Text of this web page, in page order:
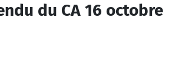
du CA 16 octobre